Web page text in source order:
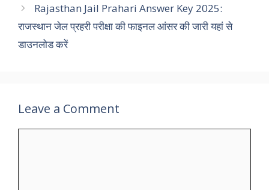
Rajasthan Jail Prahari Answer Key 2025:
राजस्थान जेल प्रहरी परीक्षा की फाइनल आंसर की जारी यहां से
डाउनलोड करें
Leave a Comment